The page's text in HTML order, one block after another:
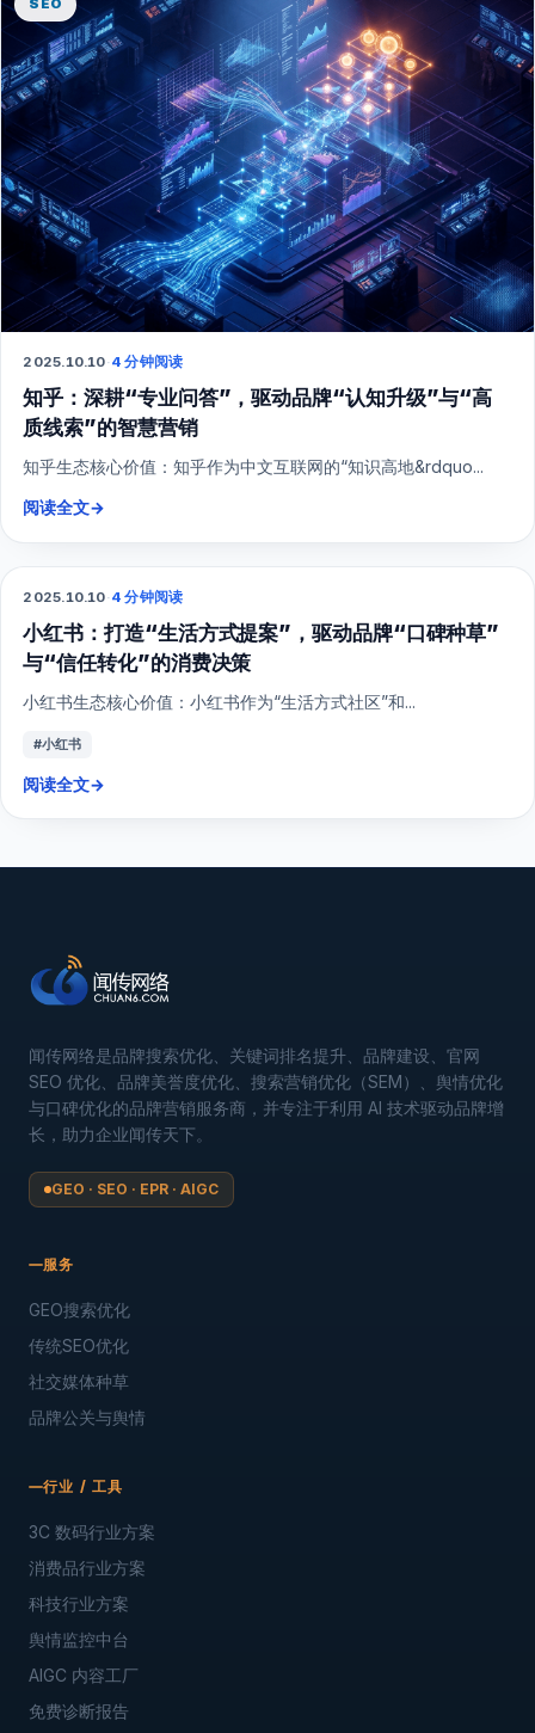
SEO
2025.10.10·4 分钟阅读
知乎：深耕“专业问答”，驱动品牌“认知升级”与“高
质线索”的智慧营销
知乎生态核心价值：知乎作为中文互联网的“知识高地&rdquo...
阅读全文→
小红书
2025.10.10·4 分钟阅读
小红书：打造“生活方式提案”，驱动品牌“口碑种草”
与“信任转化”的消费决策
小红书生态核心价值：小红书作为“生活方式社区”和...
#小红书
阅读全文→
闻传网络是品牌搜索优化、关键词排名提升、品牌建设、官网
SEO 优化、品牌美誉度优化、搜索营销优化（SEM）、舆情优化
与口碑优化的品牌营销服务商，并专注于利用 AI 技术驱动品牌增
长，助力企业闻传天下。
GEO · SEO · EPR · AIGC
服务
GEO搜索优化
传统SEO优化
社交媒体种草
品牌公关与舆情
行业 / 工具
3C 数码行业方案
消费品行业方案
科技行业方案
舆情监控中台
AIGC 内容工厂
免费诊断报告